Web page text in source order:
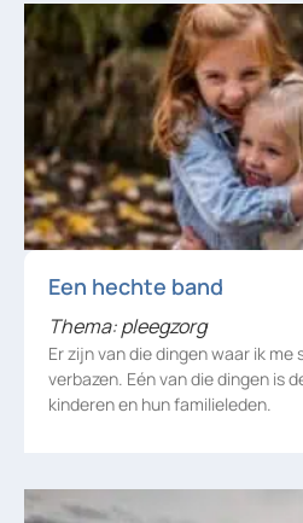
Een hechte band
Thema: pleegzorg
Er zijn van die dingen waar ik me
verbazen. Eén van die dingen is
kinderen en hun familieleden.